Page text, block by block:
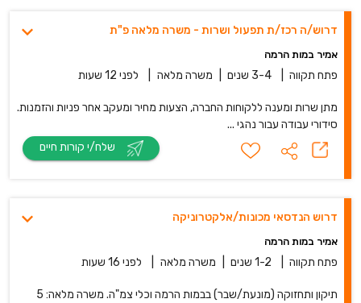
דרוש/ה רכז/ת תפעול ושרות - משרה מלאה פ"ת
אמיר במות הרמה
פתח תקווה 3-4 שנים משרה מלאה לפני 12 שעות
מתן שרות ומענה ללקוחות החברה, הצעות מחיר ומעקב אחר פניות והזמנות.
סידורי עבודה עבור נהגי ...
דרוש הנדסאי מכונות/אלקטרוניקה
אמיר במות הרמה
פתח תקווה 1-2 שנים משרה מלאה לפני 16 שעות
תיקון ותחזוקה (מונעת/שבר) בבמות הרמה וכלי צמ"ה. משרה מלאה: 5